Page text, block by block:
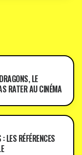
LE
RATER AU CINÉMA
LES RÉFÉRENCES